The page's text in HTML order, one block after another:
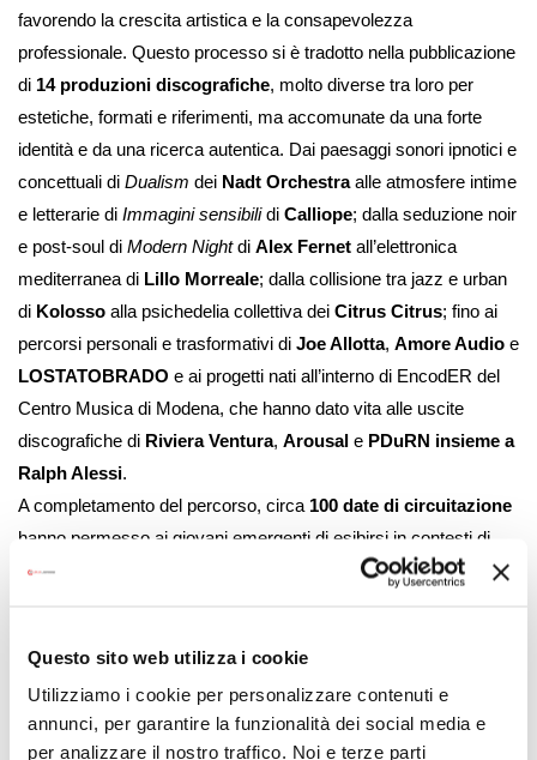
Questo sito web utilizza i cookie
Utilizziamo i cookie per personalizzare contenuti e
annunci, per garantire la funzionalità dei social media e
per analizzare il nostro traffico. Noi e terze parti
favorendo la crescita artistica e la consapevolezza
professionale. Questo processo si è tradotto nella pubblicazione
di 14 produzioni discografiche, molto diverse tra loro per
estetiche, formati e riferimenti, ma accomunate da una forte
identità e da una ricerca autentica. Dai paesaggi sonori ipnotici e
concettuali di Dualism dei Nadt Orchestraalle atmosfere intime
e letterarie di Immagini sensibilidi Calliope; dalla seduzione noir
e post-soul di Modern Nightdi Alex Fernet all’elettronica
mediterranea di Lillo Morreale; dalla collisione tra jazz e urban
di Kolosso alla psichedelia collettiva dei Citrus Citrus; fino ai
percorsi personali e trasformativi di Joe Allotta, Amore Audio e
LOSTATOBRADO e ai progetti nati all’interno di EncodER del
Centro Musica di Modena, che hanno dato vita alle uscite
discografiche di Riviera Ventura, Arousal e PDuRN insieme a
Ralph Alessi.
A completamento del percorso, circa 100 date di circuitazione
hanno permesso ai giovani emergenti di esibirsi in contesti di
live club davanti a un pubblico reale, trasformando la produzione
Creatività
16 nuove produzioni musicali
originalità dei linguaggi e da un approccio innovativo ai formati.